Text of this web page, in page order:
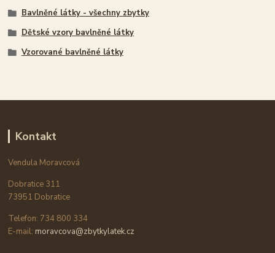
Bavlněné látky - všechny zbytky
Dětské vzory bavlněné látky
Vzorované bavlněné látky
Kontakt
Vendula Moravcová
Dobratice 311
73951 Dobratice
Telefon: 734 800 334
E-mail: moravcova@zbytkylatek.cz